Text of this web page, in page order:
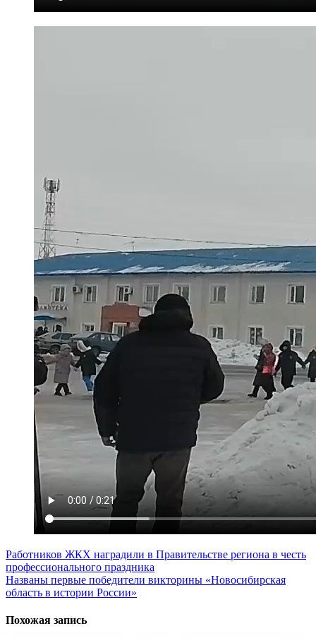
Навигация
по
записям
Работников ЖКХ наградили в Правительстве региона в честь
профессионального праздника
Названы первые победители викторины «Новосибирская
область в истории России»
Похожая запись